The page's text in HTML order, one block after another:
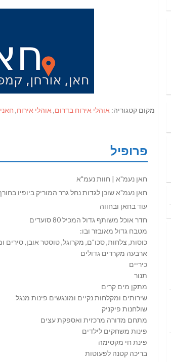
מקום קטגוריה: אוהלי אירוח בדרום, אוהלי אירוח,
פרופיל
חאן נעמ"א | חוות נעמ"א
חאן נעמ"א שוכן לגדות נחל גרר המוריק ביופיו
עוד בחאן ובחווה
חדר אוכל משותף גדול המכיל 80 סועדים
מטבח גדול מאובזר ובו:
כוסות, צלחות, סכו"ם, מקרוגל, טוסטר אובן, סירים
ארבעה מקררים גדולים
כיריים
תנור
מתקן מים קרים
שירותים ומקלחות נקיים ומונגשים פינות מנגל
שולחנות פיקניק
מתחם מדורה מרכזית ואספקת עצים
פינות משחקים לילדים
פינת חי מקסימה
בריכה קטנה לפעוטות